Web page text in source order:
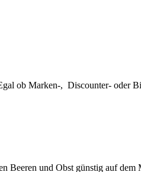
ob Marken-, Discounter- oder
Beeren und Obst günstig auf